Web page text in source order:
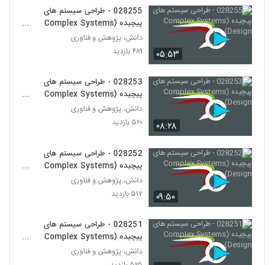
028278 - سیستم های سازگار پیچیده
۵۹۷ بازدید
268
028279 - سیستم های سازگار پیچیده
(Complex Adaptive Systems)
028280 - سیستم های سازگار پیچیده
(Complex Adaptive Systems)
۵۷۲ بازدید
028281 - (Token Economics)
271
028282 - (Token Economics)
۴۴۸ بازدید
۰۵:۵۳
028255 - طراحی سیستم های
پیچیده (Complex Systems
Design)
دانش، پژوهش و فناوری
۴۸۹ بازدید
۰۸:۲۸
028253 - طراحی سیستم های
پیچیده (Complex Systems
Design)
دانش، پژوهش و فناوری
۵۲۰ بازدید
۰۹:۵۰
028252 - طراحی سیستم های
پیچیده (Complex Systems
Design)
دانش، پژوهش و فناوری
۵۱۷ بازدید
028251 - طراحی سیستم های
پیچیده (Complex Systems
Design)
دانش، پژوهش و فناوری